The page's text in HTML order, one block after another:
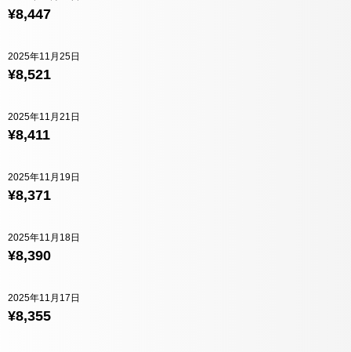
¥8,447
¥8,521
2025年11月25日
¥8,411
2025年11月21日
¥8,371
2025年11月19日
¥8,390
2025年11月18日
¥8,355
2025年11月17日